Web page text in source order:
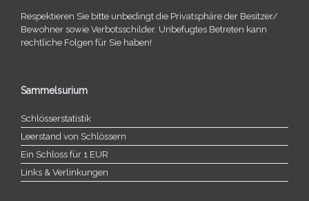
Respektieren Sie bitte unbe­dingt die Privatsphäre der Besitzer/​
Bewohner sowie Verbotsschilder. Unbefugtes Betreten kann
recht­li­che Folgen für Sie haben!
Sammelsurium
Schlösserstatistik
Leerstand von Schlössern
Ein Schloss für 1 EUR
Links & Verlinkungen